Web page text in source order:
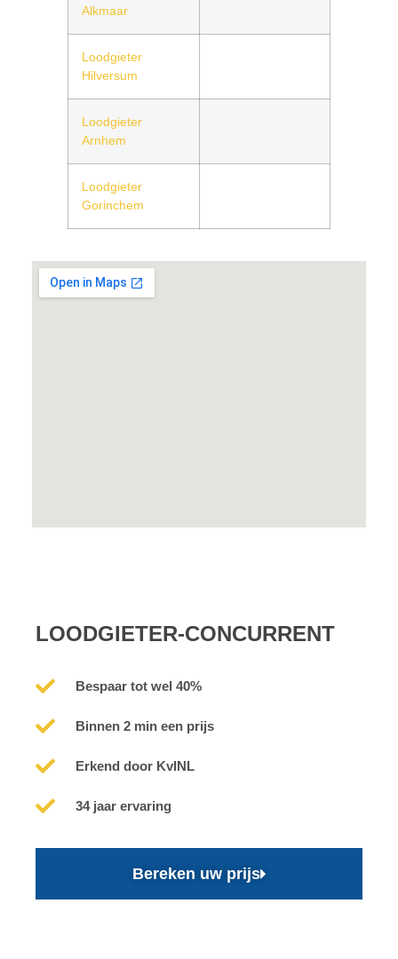
Alkmaar
Loodgieter
Hilversum
Loodgieter
Arnhem
Loodgieter
Gorinchem
LOODGIETER-CONCURRENT
Bespaar tot wel 40%
Binnen 2 min een prijs
Erkend door KvINL
34 jaar ervaring
Bereken uw prijs